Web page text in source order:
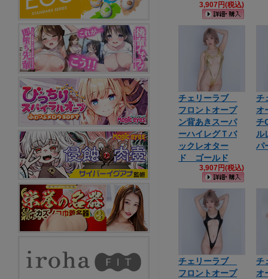
3,907円(税込)
チェリーラブ
フロントオープ
ン背あきスーパ
ーハイレグＴバ
ックレオター
ド ゴールド
3,907円(税込)
チ
オ
チ
ル
パ
チェリーラブ
フロントオープ
チ
オ